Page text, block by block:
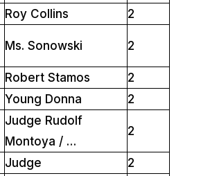
Roy Collins
2
Ms. Sonowski 2
Robert Stamos
2
Young Donna 2
Judge Rudolf
Montoya / …
2
Judge
2